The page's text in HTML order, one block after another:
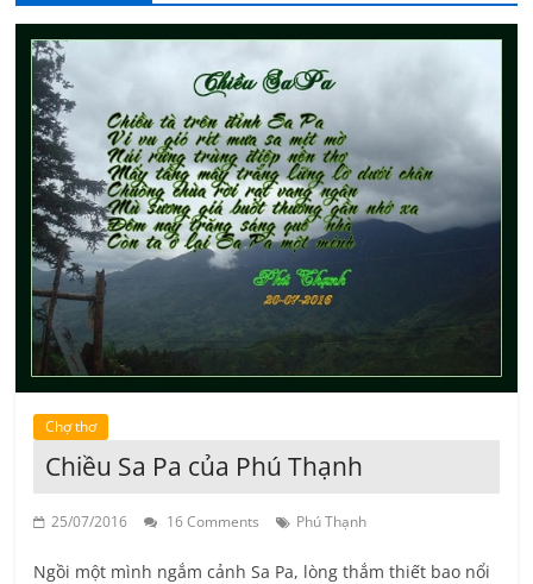
Chợ thơ
Chiều Sa Pa của Phú Thạnh
25/07/2016 16 Comments Phú Thạnh
Ngồi một mình ngắm cảnh Sa Pa, lòng thắm thiết bao nổi